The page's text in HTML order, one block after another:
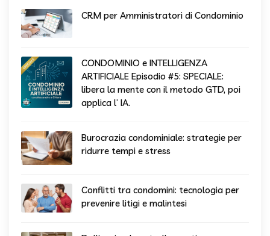
CRM per Amministratori di Condominio
CONDOMINIO e INTELLIGENZA
ARTIFICIALE Episodio #5: SPECIALE:
libera la mente con il metodo GTD, poi
applica l’ IA.
Burocrazia condominiale: strategie per
ridurre tempi e stress
Conflitti tra condomini: tecnologia per
prevenire litigi e malintesi